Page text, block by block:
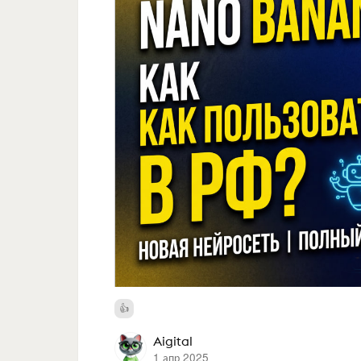
Aigital
1 апр 2025